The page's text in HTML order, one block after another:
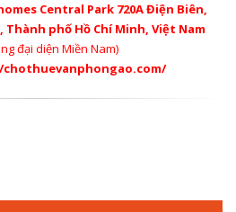
Central Park 720A Điện Biên,
phố Hồ Chí Minh, Việt Nam
đại diện Miền Nam)